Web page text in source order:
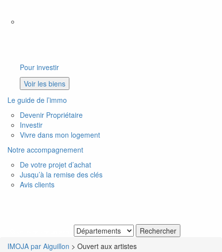
Pour investir
Voir les biens
Le guide de l’immo
Devenir Propriétaire
Investir
Vivre dans mon logement
Notre accompagnement
De votre projet d’achat
Jusqu’à la remise des clés
Avis clients
IMOJA par Aiguillon > Ouvert aux artistes